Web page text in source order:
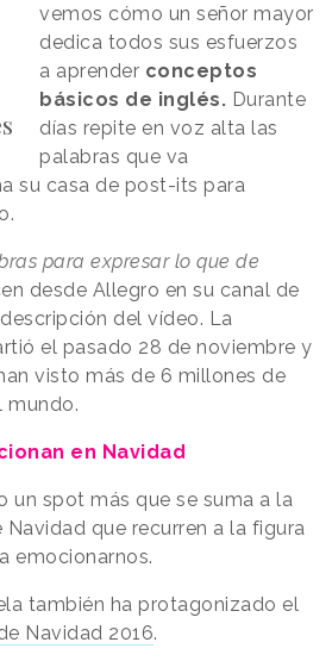
vemos cómo un señor mayor
dedica todos sus esfuerzos
a aprender conceptos
básicos de inglés. Durante
días repite en voz alta las
palabras que va
su casa de post-its para
para expresar lo que de
desde Allegro en su canal de
del vídeo. La
el pasado 28 de noviembre y
visto más de 6 millones de
mundo.
en Navidad
un spot más que se suma a la
que recurren a la figura
emocionarnos.
también ha protagonizado el
Navidad 2016.